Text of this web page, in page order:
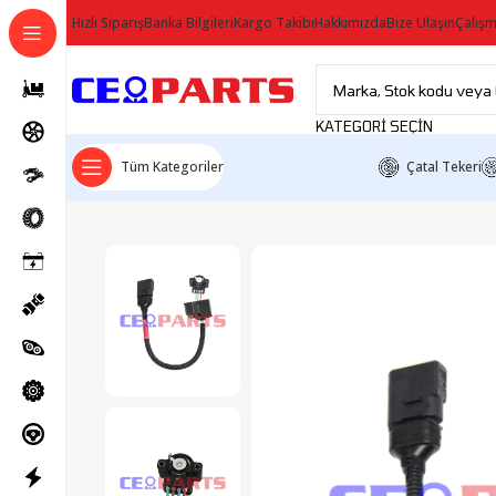
Hızlı SiparişBanka BilgileriKargo TakibiHakkımızdaBize Ulaşın
KATEGORI SEÇIN
Tüm Kategoriler Çatal Tekeri